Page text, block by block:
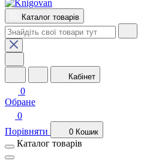
Каталог товарів
Кабінет
0
Обране
0
Порівняти
0 Кошик
Каталог товарів